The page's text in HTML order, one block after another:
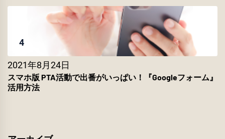
4
2021年8月24日
スマホ版 PTA活動で出番がいっぱい！『Googleフォーム』
活用方法